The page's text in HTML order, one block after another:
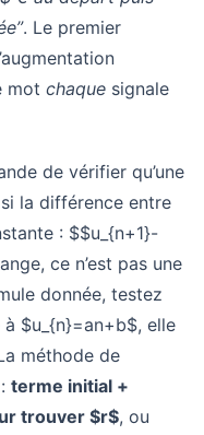
. Le premier
mot chaque signale
de vérifier qu’une
la différence entre
: $$u_{n+1}-
ce n’est pas une
donnée, testez
$u_{n}=an+b$, elle
méthode de
terme initial +
trouver $r$, ou